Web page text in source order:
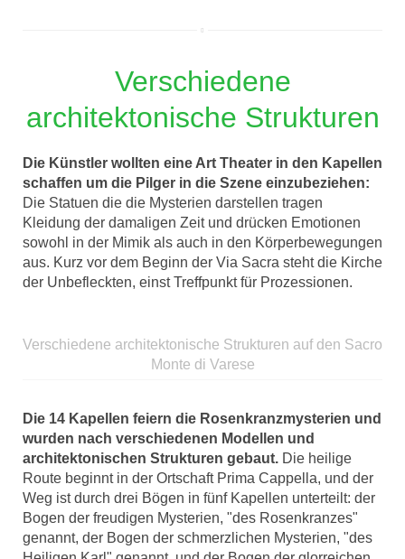
Verschiedene
architektonische Strukturen
Die Künstler wollten eine Art Theater in den Kapellen
schaffen um die Pilger in die Szene einzubeziehen:
Die Statuen die die Mysterien darstellen tragen
Kleidung der damaligen Zeit und drücken Emotionen
sowohl in der Mimik als auch in den Körperbewegungen
aus. Kurz vor dem Beginn der Via Sacra steht die Kirche
der Unbefleckten, einst Treffpunkt für Prozessionen.
Verschiedene architektonische Strukturen auf den Sacro
Monte di Varese
Die 14 Kapellen feiern die Rosenkranzmysterien und
wurden nach verschiedenen Modellen und
architektonischen Strukturen gebaut. Die heilige
Route beginnt in der Ortschaft Prima Cappella, und der
Weg ist durch drei Bögen in fünf Kapellen unterteilt: der
Bogen der freudigen Mysterien, "des Rosenkranzes"
genannt, der Bogen der schmerzlichen Mysterien, "des